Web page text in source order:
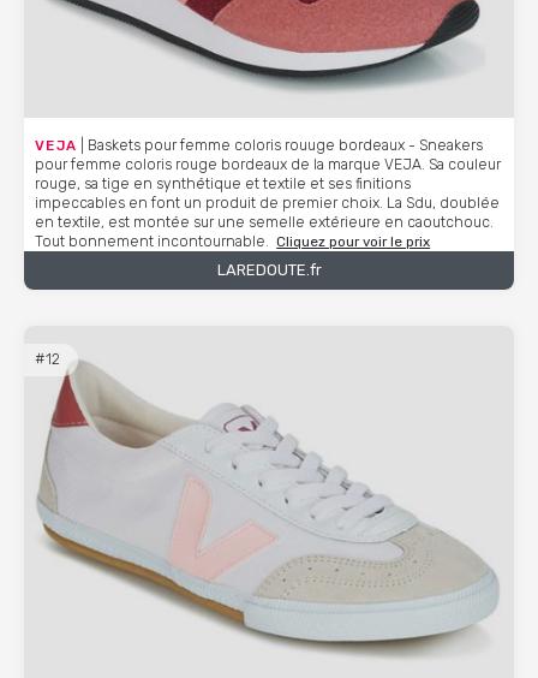
VEJA | Baskets pour femme coloris rouuge bordeaux - Sneakers
pour femme coloris rouge bordeaux de la marque VEJA. Sa couleur
rouge, sa tige en synthétique et textile et ses finitions
impeccables en font un produit de premier choix. La Sdu, doublée
en textile, est montée sur une semelle extérieure en caoutchouc.
Tout bonnement incontournable. Cliquez pour voir le prix
LAREDOUTE.fr
#12